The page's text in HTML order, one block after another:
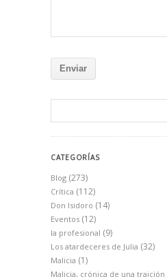
CATEGORÍAS
Blog (273)
Crítica (112)
Don Isidoro (14)
Eventos (12)
la profesional (9)
Los atardeceres de Julia (32)
Malicia (1)
Malicia, crónica de una traición